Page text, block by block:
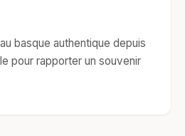
basque authentique depuis
pour rapporter un souvenir